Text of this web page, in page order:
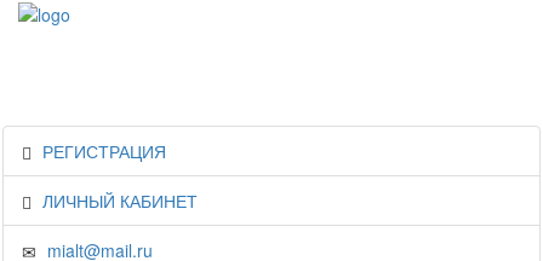
РЕГИСТРАЦИЯ
ЛИЧНЫЙ КАБИНЕТ
mialt@mail.ru